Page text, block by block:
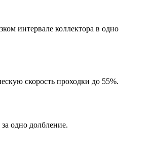
интервале коллектора в одно
скорость проходки до 55%.
одно долбление.